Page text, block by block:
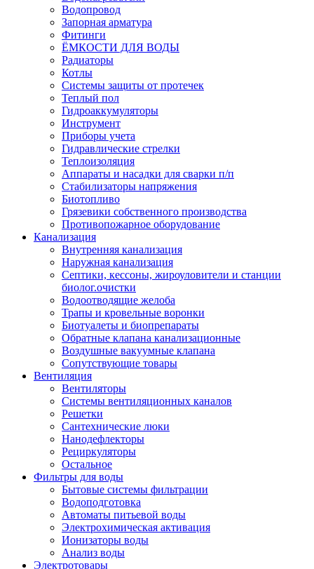
Водопровод
Запорная арматура
Фитинги
ЁМКОСТИ ДЛЯ ВОДЫ
Радиаторы
Котлы
Системы защиты от протечек
Теплый пол
Гидроаккумуляторы
Инструмент
Приборы учета
Гидравлические стрелки
Теплоизоляция
Аппараты и насадки для сварки п/п
Стабилизаторы напряжения
Биотопливо
Грязевики собственного производства
Противопожарное оборудование
Канализация
Внутренняя канализация
Наружная канализация
Септики, кессоны, жироуловители и станции
биолог.очистки
Водоотводящие желоба
Трапы и кровельные воронки
Биотуалеты и биопрепараты
Обратные клапана канализационные
Воздушные вакуумные клапана
Сопутствующие товары
Вентиляция
Вентиляторы
Системы вентиляционных каналов
Решетки
Сантехнические люки
Нанодефлекторы
Рециркуляторы
Остальное
Фильтры для воды
Бытовые системы фильтрации
Водоподготовка
Автоматы питьевой воды
Электрохимическая активация
Ионизаторы воды
Анализ воды
Электротовары